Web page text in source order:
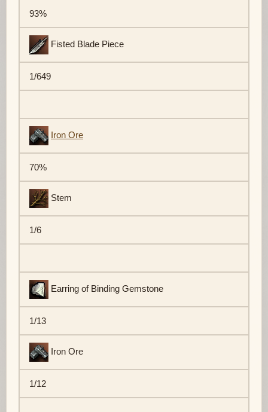
93%
Fisted Blade Piece
1/649
Iron Ore
70%
Stem
1/6
Earring of Binding Gemstone
1/13
Iron Ore
1/12